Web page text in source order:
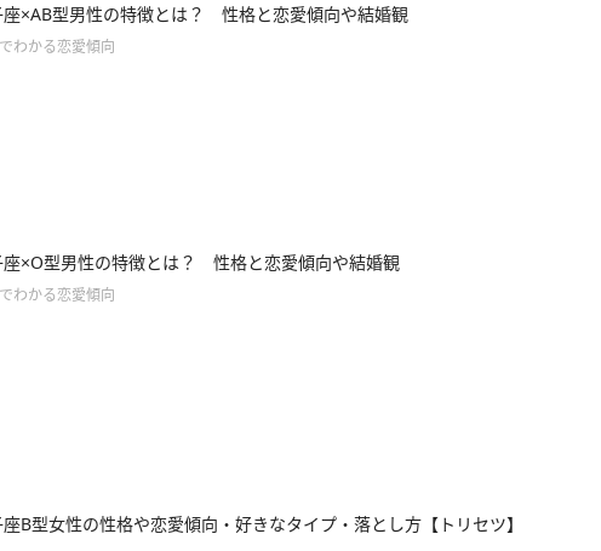
座×AB型男性の特徴とは？ 性格と恋愛傾向や結婚観
わかる恋愛傾向
座×O型男性の特徴とは？ 性格と恋愛傾向や結婚観
わかる恋愛傾向
B型女性の性格や恋愛傾向・好きなタイプ・落とし方【トリセツ】